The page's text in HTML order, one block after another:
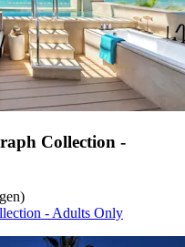
Collection -
- Adults Only